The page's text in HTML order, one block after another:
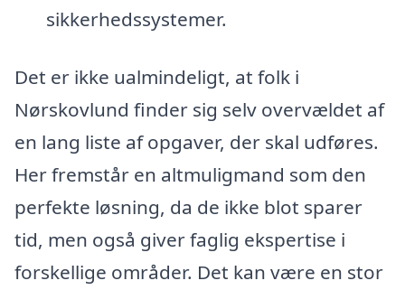
sikkerhedssystemer.
Det er ikke ualmindeligt, at folk i
Nørskovlund finder sig selv overvældet af
en lang liste af opgaver, der skal udføres.
Her fremstår en altmuligmand som den
perfekte løsning, da de ikke blot sparer
tid, men også giver faglig ekspertise i
forskellige områder. Det kan være en stor